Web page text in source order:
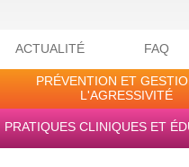
ACTUALITÉ FAQ
PRÉVENTION ET
L'AGRESSIVITÉ
PRATIQUES CLINIQUES ET